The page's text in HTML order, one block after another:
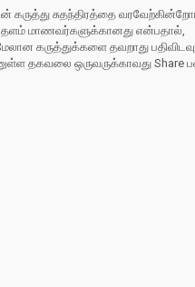
கருத்து சுதந்திரத்தை
மாணவர்களுக்கானது என்பதால்,
கருத்துக்களை தவறாது
தகவலை ஒருவருக்காவது Share